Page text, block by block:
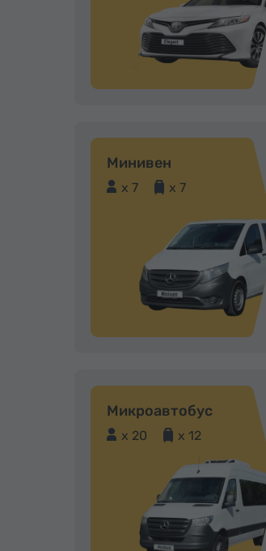
Минивен
x 7 x 7
Микроавтобус
x 20 x 12